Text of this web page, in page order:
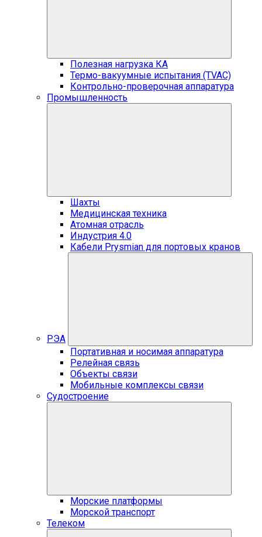
Полезная нагрузка КА
Термо-вакуумные испытания (TVAC)
Контрольно-проверочная аппаратура
Промышленность
Шахты
Медицинская техника
Атомная отрасль
Индустрия 4.0
Кабели Prysmian для портовых кранов
РЭА
Портативная и носимая аппаратура
Релейная связь
Объекты связи
Мобильные комплексы связи
Судостроение
Морские платформы
Морской транспорт
Телеком